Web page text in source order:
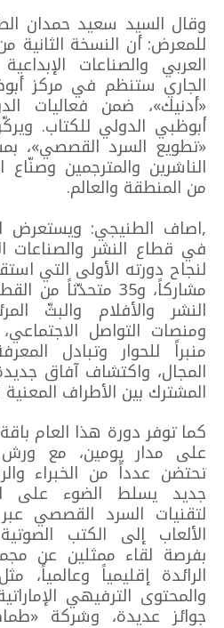
وقال السيد سعيد حمدان
للمعرض: أن النسخة الثانية
الجاري ستنظم في مركز
أبوظبي الدولي للكتاب.
«تطويع السرد القصصي»،
الناشرين والمترجمين وصنّاع
من المنطقة والعالم.
,اصاف الطنيجي: ويستعرض
في قطاع النشر والصناعات
مشاركاً، و35 متحدّثاً
النشر والأفلام والبثّ
ومنصات التواصل
منبراً للحوار وتبادل
المجال، واكتشاف آفاق
المشترك بين الأطراف
كما توفر دورة هذا العام
على مدار يومين، مع
تحتضن عدداً من الخبراء
جديد يسلط الضوء على
لتقنيات السرد القصصي
الألعاب إلى الكتب
بفرصة لقاء ممثلين عن
الرائدة إقليمياً وعالمياً،
والمحتوى الترفيهي
جوائز عديدة، وشركة